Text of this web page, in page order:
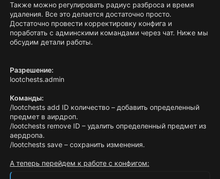
Также можно регулировать радиус разброса и время
удаления. Все это делается достаточно просто.
Достаточно провести корректировку конфига и
поработать с админскими командами через чат. Ниже мы
обсудим детали работы.
Разрешение:
lootchests.admin
Команды:
/lootchests add ID количество – добавить определенный
предмет в аирдроп.
/lootchests remove ID – удалить определенный предмет из
аердропа.
/lootchests save – сохранить изменения.
А теперь перейдем к работе с конфигом: